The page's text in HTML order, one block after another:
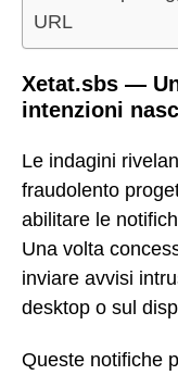
URL
Xetat.sbs —
intenzioni
Le indagini
fraudolento
abilitare le
Una volta
inviare avvisi
desktop o sul
Queste notifiche